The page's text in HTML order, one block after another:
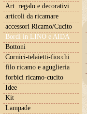
Art. regalo e decorativi
articoli da ricamare
accessori Ricamo/Cucito
Bordi in LINO e AIDA
Bottoni
Cornici-telaietti-fiocchi
filo ricamo e aguglieria
forbici ricamo-cucito
Idee
Kit
Lampade